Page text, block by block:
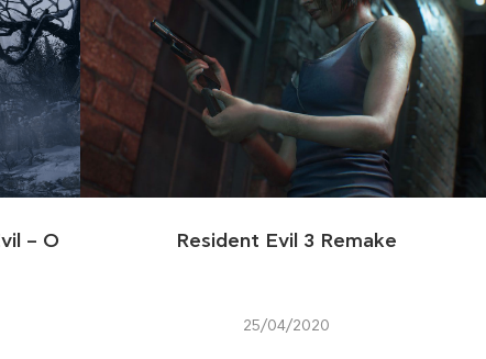
– Ο
Resident Evil 3 Remake
25/04/2020